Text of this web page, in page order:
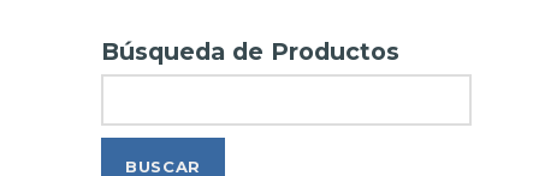
Búsqueda de Productos